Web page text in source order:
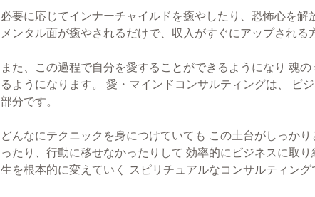
必要に応じてインナーチャイルドを癒やしたり、恐怖心を解
メンタル面が癒やされるだけで、収入がすぐにアップされる
また、この過程で自分を愛することができるようになり 魂
るようになります。 愛・マインドコンサルティングは、 ビ
部分です。
どんなにテクニックを身につけていても この土台がしっか
ったり、行動に移せなかったりして 効率的にビジネスに取
生を根本的に変えていく スピリチュアルなコンサルティング